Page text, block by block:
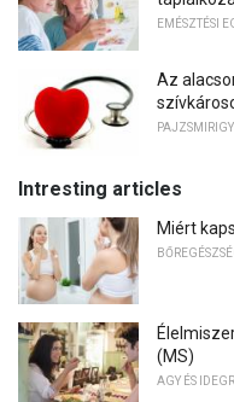
EMÉSZTÉSI
Az
Intresting articles
Miért
(MS)
AGY ÉS